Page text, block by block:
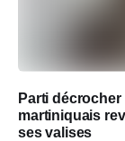
Parti
martiniquais
ses valises